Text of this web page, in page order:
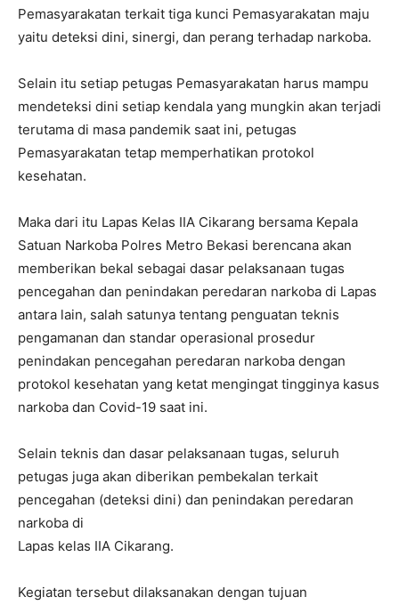
Pemasyarakatan terkait tiga kunci Pemasyarakatan maju
yaitu deteksi dini, sinergi, dan perang terhadap narkoba.
Selain itu setiap petugas Pemasyarakatan harus mampu
mendeteksi dini setiap kendala yang mungkin akan terjadi
terutama di masa pandemik saat ini, petugas
Pemasyarakatan tetap memperhatikan protokol
kesehatan.
Maka dari itu Lapas Kelas IIA Cikarang bersama Kepala
Satuan Narkoba Polres Metro Bekasi berencana akan
memberikan bekal sebagai dasar pelaksanaan tugas
pencegahan dan penindakan peredaran narkoba di Lapas
antara lain, salah satunya tentang penguatan teknis
pengamanan dan standar operasional prosedur
penindakan pencegahan peredaran narkoba dengan
protokol kesehatan yang ketat mengingat tingginya kasus
narkoba dan Covid-19 saat ini.
Selain teknis dan dasar pelaksanaan tugas, seluruh
petugas juga akan diberikan pembekalan terkait
pencegahan (deteksi dini) dan penindakan peredaran
narkoba di
Lapas kelas IIA Cikarang.
Kegiatan tersebut dilaksanakan dengan tujuan